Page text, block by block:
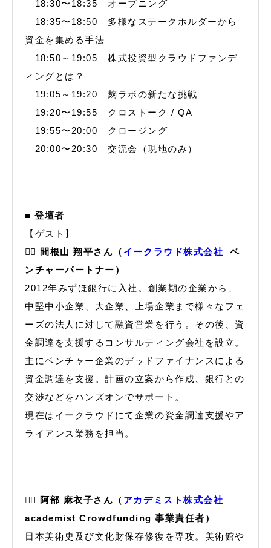
18:30〜18:35 オープニング
18:35〜18:50 多様なステークホルダーから
資金を集める手法
18:50～19:05 株式投資型クラウドファンデ
ィングとは？
19:05～19:20 麹ラボの新たな挑戦
19:20〜19:55 クロストーク / QA
19:55〜20:00 クロージング
20:00〜20:30 交流会（現地のみ）
■ 登壇者
【ゲスト】
🙋‍♂️ 間根山 翔平さん（ イークラウド株式会社 ベ
ンチャーパートナー）
2012年みずほ銀行に入社。創業期の企業から、
中堅中小企業、大企業、上場企業まで様々なフェ
ーズの法人に対して融資営業を行う。その後、資
金調達を支援するコンサルティング会社を設立。
主にベンチャー企業のデッドファイナンスによる
資金調達を支援。計画の立案から作成、銀行との
交渉などをハンズオンでサポート。
現在はイークラウドにて企業の資金調達支援やア
ライアンス業務を担当。
🙋‍♀️ 阿部 麻衣子さん（ アカデミスト株式会社
academist Crowdfunding 事業責任者）
日本美術史及び文化財保存修復を専攻。美術館や